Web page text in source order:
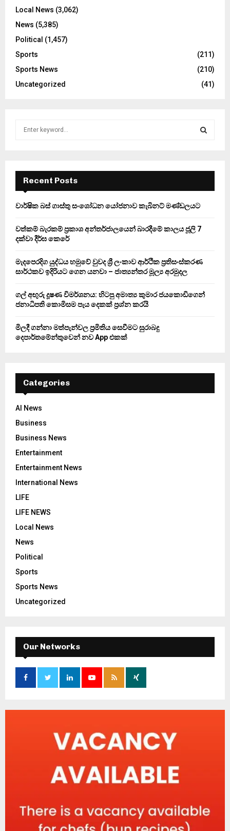
Local News (3,062)
News (5,385)
Political (1,457)
Sports
(211)
Sports News
(210)
Uncategorized
(41)
f
r
E
A
Recent Posts
වාර්ෂික බස් ගාස්තු සංශෝධන යෝජනාව කැබිනට් මණ්ඩලයට
වත්කම් බැරකම් ප්‍රකාශ අන්තර්ජාලයෙන් බාරදීමේ කාලය ජූලි 7
දක්වා දීර්ඝ කෙරේ
මැදපෙරදිග යුද්ධය හමුවේ වුවද ශ්‍රී ලංකාව ආර්ථික ප්‍රතිසංස්කරණ
සාර්ථකව ඉදිරියට ගෙන යනවා – ජාත්‍යන්තර මූල්‍ය අරමුදල
ගල් අඟුරු දූෂණ විමර්ශනය: හිටපු අමාත්‍ය කුමාර ජයකොඩිගෙන්
ජනාධිපති කොමිසම පැය දෙකක් ප්‍රශ්න කරයි
මිලදී ගන්නා මත්පැන්වල ප්‍රමිතිය සෙවීමට සුරාබදු
දෙපාර්තමේන්තුවෙන් නව App එකක්
Categories
AI News
Business
Business News
Entertainment
Entertainment News
International News
LIFE
LIFE NEWS
Local News
News
Political
Sports
Sports News
Uncategorized
Our Networks